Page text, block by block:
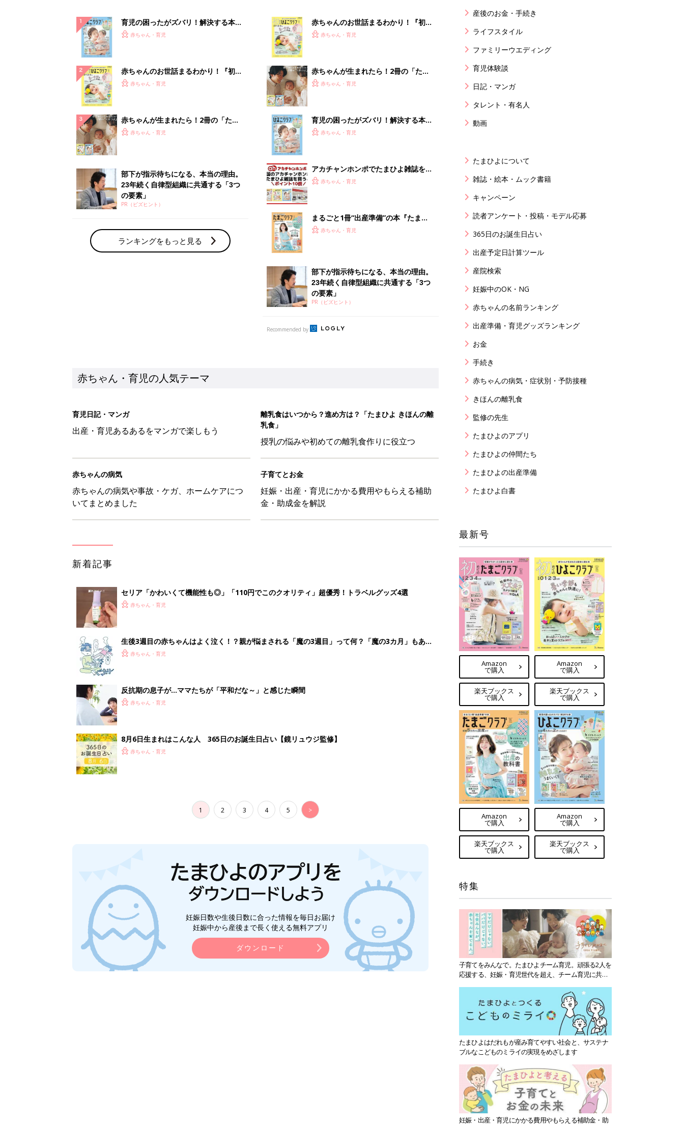
育児の困ったがズバリ！解決する本
『ひよこクラブ 夏号』 4カ月～2才
赤ちゃん・育児
赤ちゃんのお世話まるわかり！『初め
てのひよこクラブ 夏号』〈巻頭大特
赤ちゃん・育児
赤ちゃんが生まれたら！2冊の「たま
ひよ」
赤ちゃん・育児
部下が指示待ちになる、本当の理由。
23年続く自律型組織に共通する「3つ
の要素」
PR（ビズヒント）
ランキングをもっと見る
赤ちゃんのお世話まるわかり！『初め
てのひよこクラブ 夏号』〈巻頭大特
赤ちゃん・育児
赤ちゃんが生まれたら！2冊の「たま
ひよ」
赤ちゃん・育児
育児の困ったがズバリ！解決する本
『ひよこクラブ 夏号』 4カ月～2才
赤ちゃん・育児
アカチャンホンポでたまひよ雑誌を買
うとポイント10倍【期間限定】
赤ちゃん・育児
まるごと1冊“出産準備”の本『たまご
クラブ 夏号』〈スペシャル大特集〉
赤ちゃん・育児
部下が指示待ちになる、本当の理由。
23年続く自律型組織に共通する「3つ
の要素」
PR（ビズヒント）
Recommended by
赤ちゃん・育児の人気テーマ
育児日記・マンガ
出産・育児あるあるをマンガで楽しもう
離乳食はいつから？進め方は？「たまひよ きほんの離
乳食」
授乳の悩みや初めての離乳食作りに役立つ
赤ちゃんの病気
赤ちゃんの病気や事故・ケガ、ホームケアにつ
いてまとめました
子育てとお金
妊娠・出産・育児にかかる費用やもらえる補助
金・助成金を解説
新着記事
セリア「かわいくて機能性も◎」「110円でこのクオリティ」超優秀！トラベルグッズ4選
赤ちゃん・育児
生後3週目の赤ちゃんはよく泣く！？親が悩まされる「魔の3週目」って何？「魔の3カ月」もある
って本当？【専門家】
赤ちゃん・育児
反抗期の息子が...ママたちが「平和だな～」と感じた瞬間
赤ちゃん・育児
8月6日生まれはこんな人 365日のお誕生日占い【鏡リュウジ監修】
赤ちゃん・育児
1 2 3 4 5 >
妊娠日数や生後日数に合った情報を毎日お届け
妊娠中から産後まで長く使える無料アプリ
ダウンロード
産後のお金・手続き
ライフスタイル
ファミリーウエディング
育児体験談
日記・マンガ
タレント・有名人
動画
たまひよについて
雑誌・絵本・ムック書籍
キャンペーン
読者アンケート・投稿・モデル応募
365日のお誕生日占い
出産予定日計算ツール
産院検索
妊娠中のOK・NG
赤ちゃんの名前ランキング
出産準備・育児グッズランキング
お金
手続き
赤ちゃんの病気・症状別・予防接種
きほんの離乳食
監修の先生
たまひよのアプリ
たまひよの仲間たち
たまひよの出産準備
たまひよ白書
最新号
Amazon
で購入
楽天ブックス
で購入
Amazon
で購入
楽天ブックス
で購入
Amazon
で購入
楽天ブックス
で購入
Amazon
で購入
楽天ブックス
で購入
特集
子育てをみんなで。たまひよチーム育児。頑張る2人を
応援する、妊娠・育児世代を超え、チーム育児に共感
たまひよはだれもが産み育てやすい社会と、サステナ
ブルなこどものミライの実現をめざします
妊娠・出産・育児にかかる費用やもらえる補助金・助